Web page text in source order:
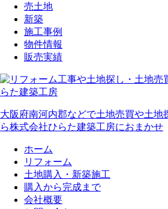
売土地
新築
施工事例
物件情報
販売実績
大阪府南河内郡などで土地売買や土地
ら株式会社ひらた建築工房におまかせ
ホーム
リフォーム
土地購入・新築施工
購入から完成まで
会社概要